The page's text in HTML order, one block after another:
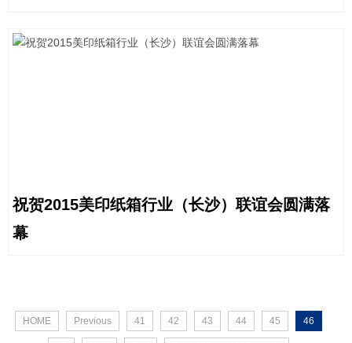
祝贺2015美印纸箱行业（长沙）联谊会圆满落
幕
HOME Previous 41 42 43 44 45 46